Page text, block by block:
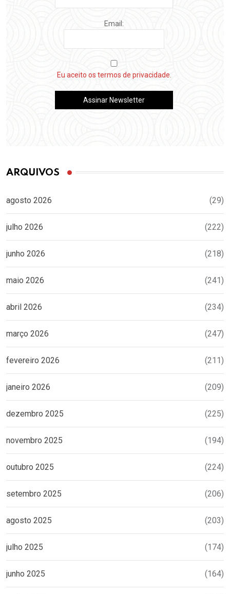
Email:
Eu aceito os termos de privacidade.
ARQUIVOS
agosto 2026 (29)
julho 2026 (222)
junho 2026 (218)
maio 2026 (241)
abril 2026 (234)
março 2026 (247)
fevereiro 2026 (211)
janeiro 2026 (209)
dezembro 2025 (225)
novembro 2025 (194)
outubro 2025 (224)
setembro 2025 (206)
agosto 2025 (203)
julho 2025 (174)
junho 2025 (164)